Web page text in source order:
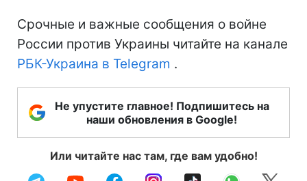
Срочные и важные сообщения о войне
России против Украины читайте на канале
РБК-Украина в Telegram .
Не упустите главное! Подпишитесь на
наши обновления в Google!
Или читайте нас там, где вам удобно!